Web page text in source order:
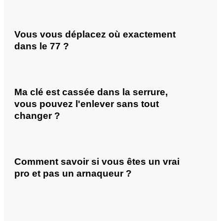
Vous vous déplacez où exactement
dans le 77 ?
Ma clé est cassée dans la serrure,
vous pouvez l'enlever sans tout
changer ?
Comment savoir si vous êtes un vrai
pro et pas un arnaqueur ?